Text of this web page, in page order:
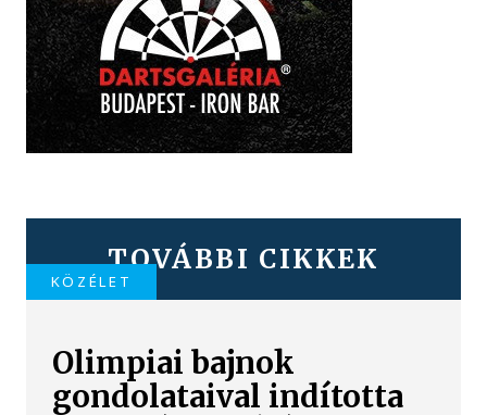
TOVÁBBI CIKKEK
KÖZÉLET
Olimpiai bajnok
gondolataival indította